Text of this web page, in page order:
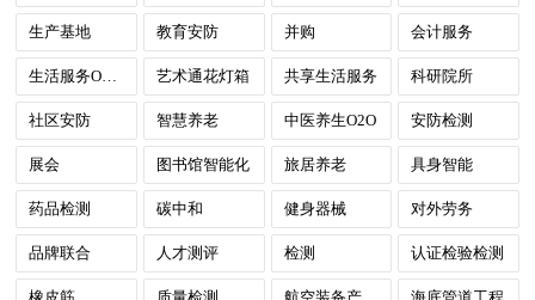
生产基地 教育安防 并购 会计服务
艺术通花灯箱 共享生活服务 科研院所
社区安防 智慧养老 中医养生O2O 安防检测
展会 图书馆智能化 旅居养老 具身智能
药品检测 碳中和 健身器械 对外劳务
品牌联合 人才测评 检测 认证检验检测